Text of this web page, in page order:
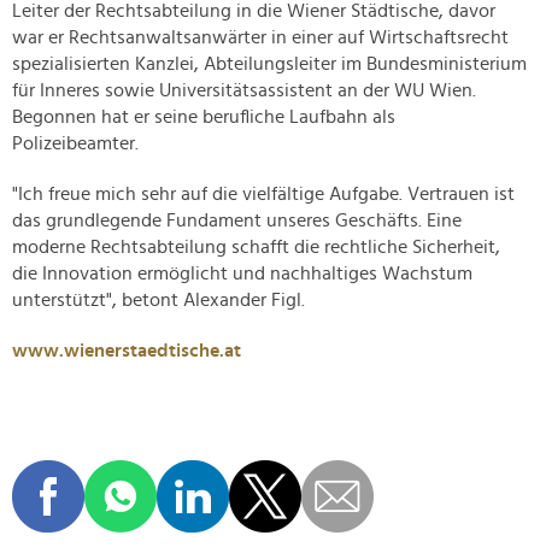
Leiter der Rechtsabteilung in die Wiener Städtische, davor
war er Rechtsanwaltsanwärter in einer auf Wirtschaftsrecht
spezialisierten Kanzlei, Abteilungsleiter im Bundesministerium
für Inneres sowie Universitätsassistent an der WU Wien.
Begonnen hat er seine berufliche Laufbahn als
Polizeibeamter.
"Ich freue mich sehr auf die vielfältige Aufgabe. Vertrauen ist
das grundlegende Fundament unseres Geschäfts. Eine
moderne Rechtsabteilung schafft die rechtliche Sicherheit,
die Innovation ermöglicht und nachhaltiges Wachstum
unterstützt", betont Alexander Figl.
www.wienerstaedtische.at